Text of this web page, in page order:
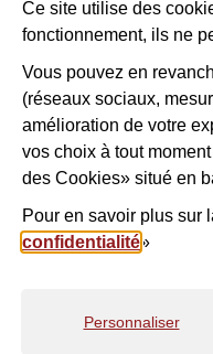
Ce site utilise des
fonctionnement, ils ne
Vous pouvez en
(réseaux sociaux,
amélioration de votre
vos choix à tout
des Cookies» situé en
Pour en savoir plus sur
confidentialité»
Personnaliser
Ne
Plan du site